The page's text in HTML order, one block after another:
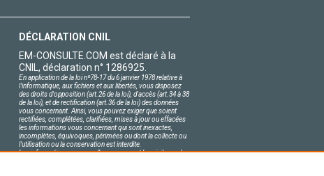
DÉCLARATION CNIL
EM-CONSULTE.COM est déclaré à la
CNIL, déclaration n° 1286925.
En application de la loi nº78-17 du 6 janvier 1978 relative à
l'informatique, aux fichiers et aux libertés, vous disposez
des droits d'opposition (art.26 de la loi), d'accès (art.34 à 38
de la loi), et de rectification (art.36 de la loi) des données
vous concernant. Ainsi, vous pouvez exiger que soient
rectifiées, complétées, clarifiées, mises à jour ou effacées
les informations vous concernant qui sont inexactes,
incomplètes, équivoques, périmées ou dont la collecte ou
l'utilisation ou la conservation est interdite.
Les informations personnelles concernant les visiteurs de